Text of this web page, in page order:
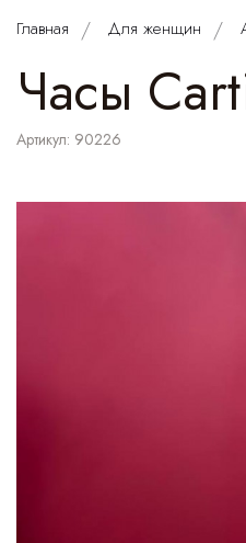
Главная Для женщин
Часы
Артикул: 90226